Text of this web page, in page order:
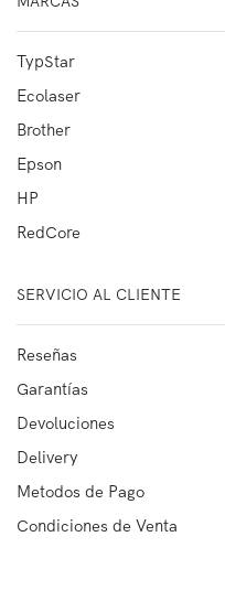
TypStar
Ecolaser
Brother
Epson
HP
RedCore
SERVICIO AL CLIENTE
Reseñas
Garantías
Devoluciones
Delivery
Metodos de Pago
Condiciones de Venta